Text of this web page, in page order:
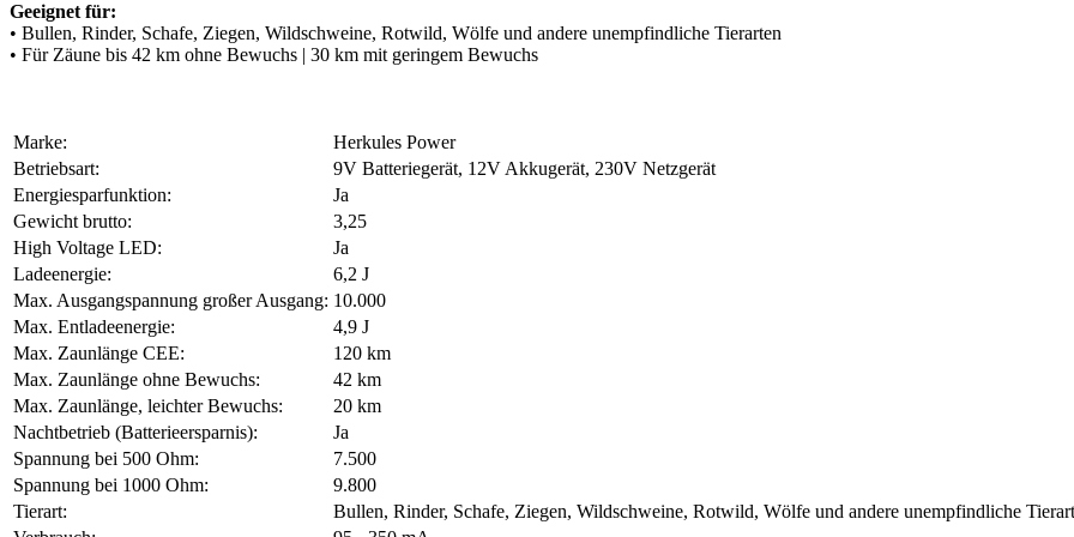
Geeignet für:
• Bullen, Rinder, Schafe, Ziegen, Wildschweine, Rotwild, Wölfe und andere unempfindliche Tierarten
• Für Zäune bis 42 km ohne Bewuchs | 30 km mit geringem Bewuchs
Marke:
Herkules Power
Betriebsart:
9V Batteriegerät, 12V Akkugerät, 230V Netzgerät
Energiesparfunktion:
Ja
Gewicht brutto:
3,25
High Voltage LED:
Ja
Ladeenergie:
6,2 J
Max. Ausgangspannung großer Ausgang: 10.000
Max. Entladeenergie:
4,9 J
Max. Zaunlänge CEE:
120 km
Max. Zaunlänge ohne Bewuchs:
42 km
Max. Zaunlänge, leichter Bewuchs:
20 km
Nachtbetrieb (Batterieersparnis):
Ja
Spannung bei 500 Ohm:
7.500
Spannung bei 1000 Ohm:
9.800
Tierart:
Bullen, Rinder, Schafe, Ziegen, Wildschweine, Rotwild, Wölfe und andere unempfindliche